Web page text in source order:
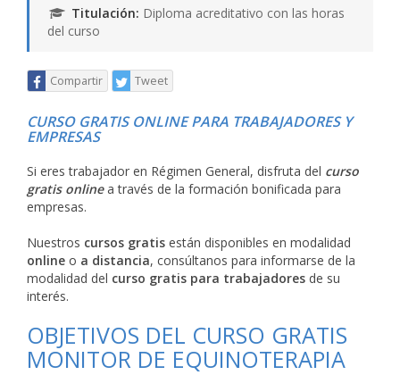
Titulación: Diploma acreditativo con las horas
del curso
Compartir Tweet
CURSO GRATIS ONLINE PARA TRABAJADORES Y
EMPRESAS
Si eres trabajador en Régimen General, disfruta del curso
gratis onlinea través de la formación bonificada para
empresas.
Nuestros cursos gratis están disponibles en modalidad
online o a distancia, consúltanos para informarse de la
modalidad del curso gratis para trabajadores de su
interés.
OBJETIVOS DEL CURSO GRATIS
MONITOR DE EQUINOTERAPIA